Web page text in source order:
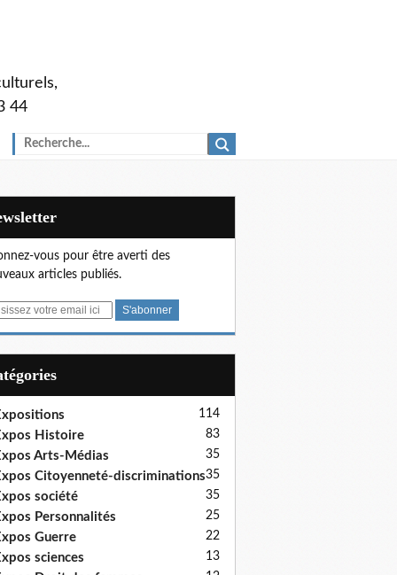
44
vous pour être averti des
articles publiés.
114
Histoire 83
Arts-Médias 35
Citoyenneté-discriminations35
société 35
Personnalités 25
Guerre 22
sciences 13